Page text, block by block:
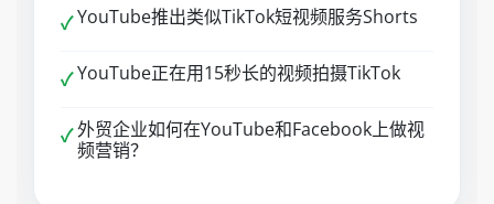
✓YouTube推出类似TikTok短视频服务Shorts
✓YouTube正在用15秒长的视频拍摄TikTok
✓外贸企业如何在YouTube和Facebook上做视
频营销？